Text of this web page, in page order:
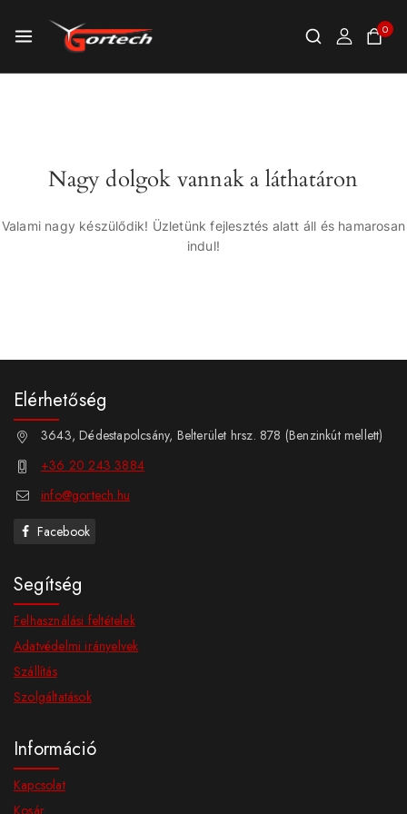
0
Nagy dolgok vannak a láthatáron
Valami nagy készülődik! Üzletünk fejlesztés alatt áll és hamarosan
indul!
Elérhetőség
3643, Dédestapolcsány, Belterület hrsz. 878 (Benzinkút mellett)
+36 20 243 3884
info@gortech.hu
Facebook
Segítség
Felhasználási feltételek
Adatvédelmi irányelvek
Szállítás
Szolgáltatások
Információ
Kapcsolat